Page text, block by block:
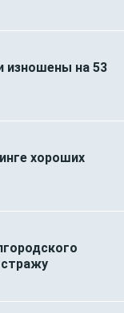
изношены на 53
хороших